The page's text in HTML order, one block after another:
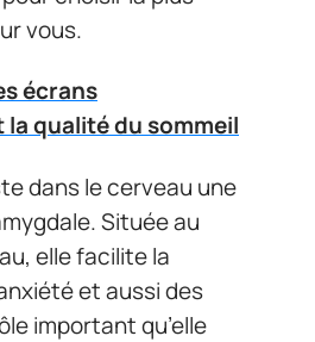
vous.
écrans
qualité du sommeil
dans le cerveau une
Située au
elle facilite la
et aussi des
important qu’elle